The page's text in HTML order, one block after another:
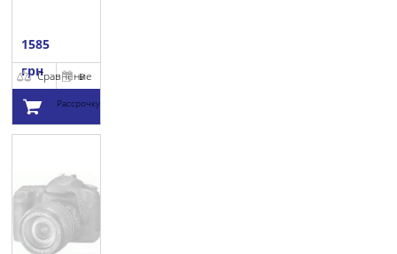
1585
грнСравнение
В
Рассрочку
корзину